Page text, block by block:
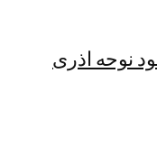
نوحه اذری